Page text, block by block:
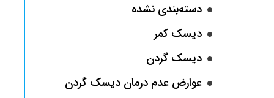
دسته‌بندی نشده
دیسک کمر
دیسک گردن
عوارض عدم درمان دیسک گردن